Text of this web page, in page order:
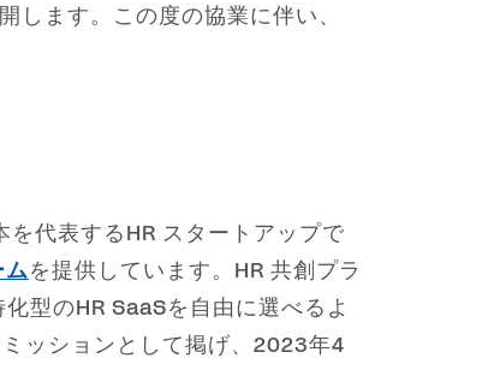
ます。この度の協業に伴い、
代表するHR スタートアップで
を提供しています。HR 共創プラ
型のHR SaaSを自由に選べるよ
ッションとして掲げ、2023年4